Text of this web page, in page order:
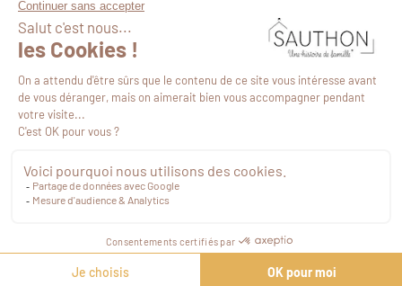
8,90 €Tasse incluse Procedi con il checkout
Servizi
Seguiteci